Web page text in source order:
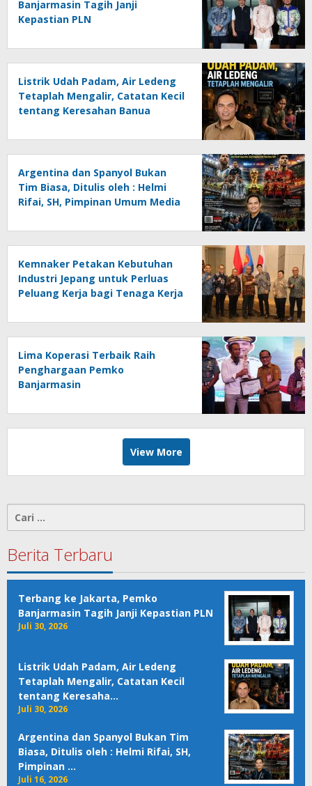
Banjarmasin Tagih Janji
Kepastian PLN
Listrik Udah Padam, Air Ledeng
Tetaplah Mengalir, Catatan Kecil
tentang Keresahan Banua
Ancaman Lingkungan, Oleh :
Helmi Rifai, SH
Argentina dan Spanyol Bukan
Tim Biasa, Ditulis oleh : Helmi
Rifai, SH, Pimpinan Umum Media
Kemnaker Petakan Kebutuhan
Industri Jepang untuk Perluas
Peluang Kerja bagi Tenaga Kerja
Lima Koperasi Terbaik Raih
Penghargaan Pemko
Banjarmasin
View More
untuk:
Berita Terbaru
Terbang ke Jakarta, Pemko
Banjarmasin Tagih Janji Kepastian PLN
Juli 30, 2026
Listrik Udah Padam, Air Ledeng
Tetaplah Mengalir, Catatan Kecil
tentang Keresaha…
Juli 30, 2026
Argentina dan Spanyol Bukan Tim
Biasa, Ditulis oleh : Helmi Rifai, SH,
Pimpinan …
Juli 16, 2026